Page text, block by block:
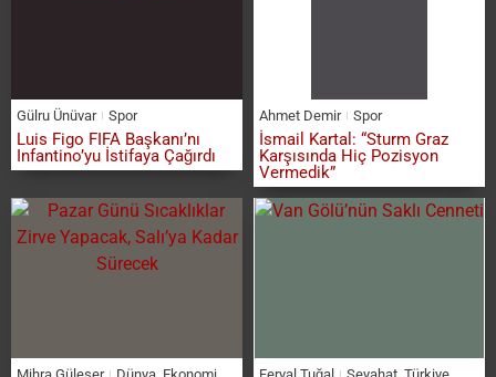
Gülru Ünüvar Spor
Luis Figo FIFA Başkanı’nı
Infantino’yu İstifaya Çağırdı
Ahmet Demir Spor
İsmail Kartal: “Sturm Graz
Karşısında Hiç Pozisyon
Vermedik”